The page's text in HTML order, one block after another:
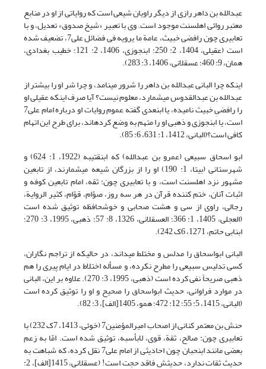
عبدالله بن داهر رازی از دیگر راویان شیعی است که روایاتی از او در منابع
معتبر روائی اهل‏سنت موجود است. وی با تعبیر «شیخ صدوق» تعدیل، و با
تعابیری چون رافضی خبیث، عامة ما یرویه فی فضائل علی7، تضعیف شده
است (عقیلی، 1404، 2: 250؛ ابن‏جوزی، 1406، 2: 121؛ خطیب بغدادی،
همان، 9: 460؛ عسقلانی، 1406، 3: 283).
این‏که چرا البانی عبدالله بن داهر را شرور می‏نامد، و چرا شر او را بیشتر از
عبدالله بن عبدالقدوس می‏شمارد، معلوم نیست؟ آیا صرف این‏که عقیلی او
را رافضیِ خبیث نامیده، یا ابن‏عدی گفته عموم روایات او درباره امام علی7
است، یا ابن‏جوزی و ذهبی او را متهم به وضع کرده‏اند، برای طرح این اتهام
کافی است؟(البانی، 1412، 1: 631، 6: 85).
ابو اسحاق سبیعی (عمرو بن عبدالله) که ابن‏قتیبه (1922، 1: 624) و
شهرستانی (بی‏تا، 1: 190) او را از بزرگان شیعه می‏شمارند، از تابعین
مشهور نزد اهل‏سنت است، و با تعابیری چون: ثقه، امام تابعین کوفه و
اثبات آنان، ختم کننده قرآن در هر سه روز، صوّام، قوّام، کثیر الروایة،
رجالی، راوی از سی و هشت صحابی و خوش‏حافظه توثیق شده است
(العجلی، 1405، 1: 366؛ العسقلانی، 1326، 8: 57؛ ذهبی، 1995، 3: 270؛
ابن‏ابی حاتم، 1271، 6ک 242).
البانی ابواسحاق را مدلس و مختلط می‏داند، در حالی‏که از تراجم نگاران،
کسی تدلیس سبیعی را مطرح نکرده، و مسأله اختلاط در ایام پیری را هم
ذهبی صریحاً نفی کرده است (ذهبی، 1995، 3: 270). علاوه بر این، البانی
در موارد فراوانی، حدیث ابواسحاق را صحیح و او را توثیق کرده است
(البانی، 1415، 5: 55؛ 12: 472؛ همو، 1405[الف]، 3: 82).
حنش بن معتمر کنانی از اصحاب امیرالمؤمنین7 (خوئی، 1413، 7ک 232) با
تعابیری چون: صالح، ثقة، قوی، لابأس‏به، توثیق شده است. امّا به زعم
بعضی مانند ابن‏حبان چون احادیثی از امام علی7 نقل کرده، که شباهت به
حدیث ثقات ندارد، حدیثش فاقد حجت است! (عسقلانی، 1415[الف]، 2: